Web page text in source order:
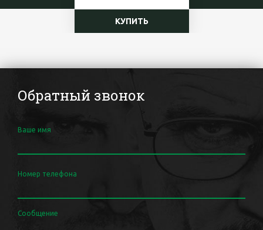
КУПИТЬ
Обратный звонок
Ваше имя
Номер телефона
Сообщение